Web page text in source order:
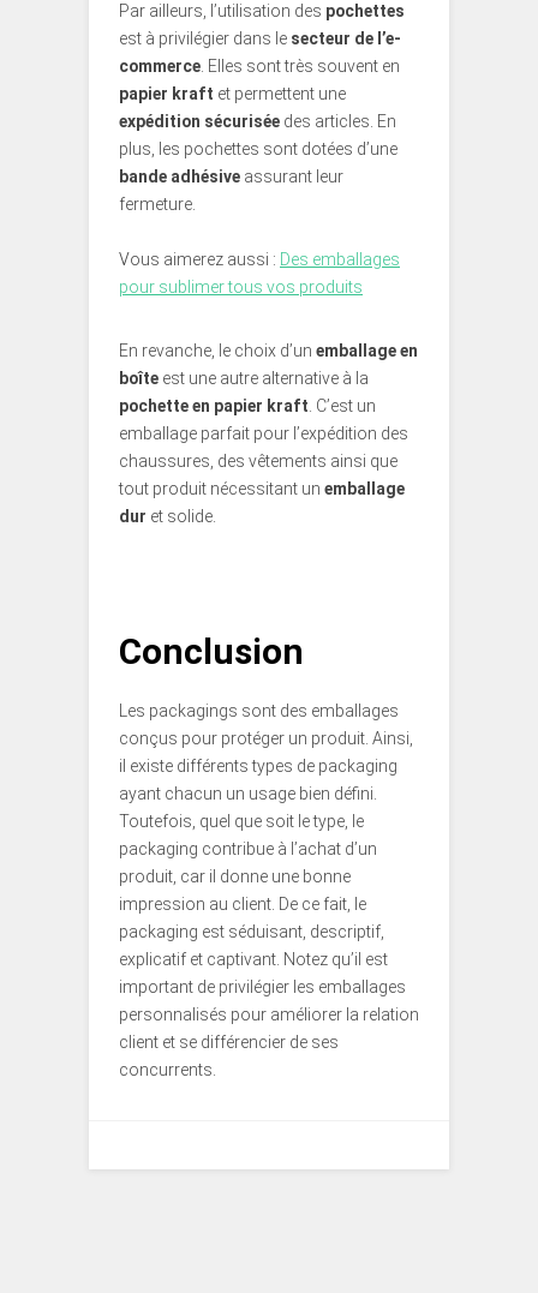
Par ailleurs, l’utilisation des pochettes
est à privilégier dans le secteur de l’e-
commerce . Elles sont très souvent en
papier kraft et permettent une
expédition sécurisée des articles. En
plus, les pochettes sont dotées d’une
bande adhésive assurant leur
fermeture.
Vous aimerez aussi : Des emballages
pour sublimer tous vos produits
En revanche, le choix d’un emballage en
boîte est une autre alternative à la
pochette en papier kraft . C’est un
emballage parfait pour l’expédition des
chaussures, des vêtements ainsi que
tout produit nécessitant un emballage
dur et solide.
Conclusion
Les packagings sont des emballages
conçus pour protéger un produit. Ainsi,
il existe différents types de packaging
ayant chacun un usage bien défini.
Toutefois, quel que soit le type, le
packaging contribue à l’achat d’un
produit, car il donne une bonne
impression au client. De ce fait, le
packaging est séduisant, descriptif,
explicatif et captivant. Notez qu’il est
important de privilégier les emballages
personnalisés pour améliorer la relation
client et se différencier de ses
concurrents.